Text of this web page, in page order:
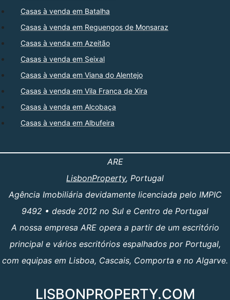
Casas à venda em Batalha
Casas à venda em Reguengos de Monsaraz
Casas à venda em Azeitão
Casas à venda em Seixal
Casas à venda em Viana do Alentejo
Casas à venda em Vila Franca de Xira
Casas à venda em Alcobaça
Casas à venda em Albufeira
ARE
LisbonProperty, Portugal
Agência Imobiliária devidamente licenciada pelo IMPIC
9492 • desde 2012 no Sul e Centro de Portugal
A nossa empresa ARE opera a partir de um escritório
principal e vários escritórios espalhados por Portugal,
com equipas em Lisboa, Cascais, Comporta e no Algarve.
LISBONPROPERTY.COM